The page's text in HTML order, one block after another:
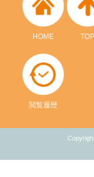
HOME TOP
閲覧履歴